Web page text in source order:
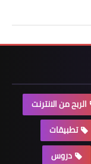
الربح من الانترنت
تطبيقات
دروس